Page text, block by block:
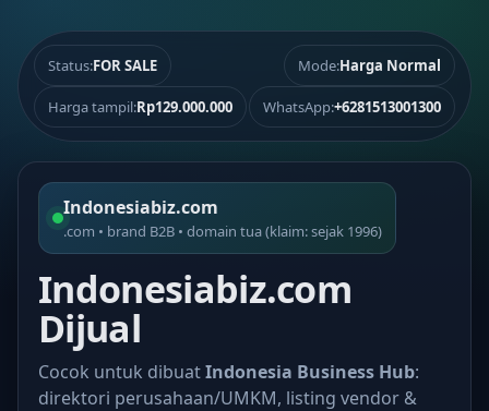
Status:FOR SALE Mode:Harga Normal
Harga tampil:Rp129.000.000 WhatsApp:+6281513001300
Indonesiabiz.com
.com • brand B2B • domain tua (klaim: sejak 1996)
Indonesiabiz.com
Dijual
Cocok untuk dibuatIndonesia Business Hub:
direktori perusahaan/UMKM, listing vendor &